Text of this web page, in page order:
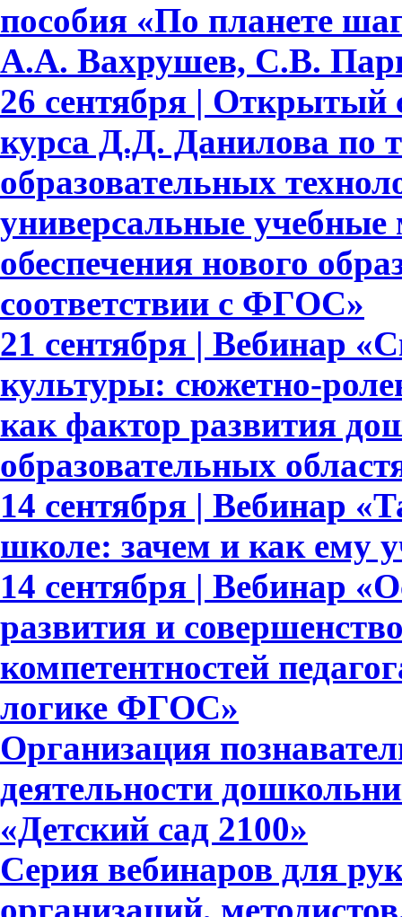
пособия «По планете
А.А. Вахрушев, С.В.
26 сентября | Открытый
курса Д.Д. Данилова по
образовательных
универсальные учебные
обеспечения нового
соответствии с ФГОС»
21 сентября | Вебинар
культуры: сюжетно-
как фактор развития
образовательных
14 сентября | Вебинар
школе: зачем и как ему
14 сентября | Вебинар
развития и
компетентностей
логике ФГОС»
Организация
деятельности
«Детский сад 2100»
Серия вебинаров для